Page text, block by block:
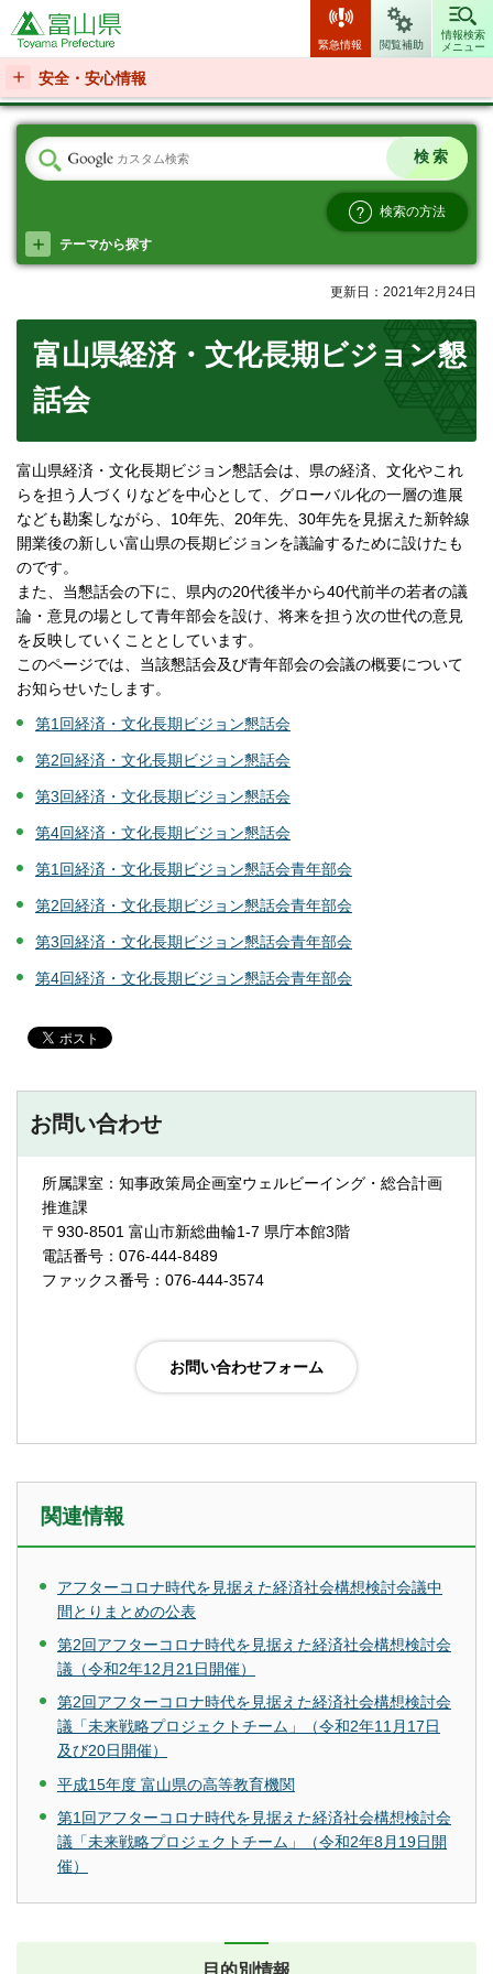
富山県
緊急情報 閲覧補助
情報検索
メニュー
安全・安心情報
検索の方法
テーマから探す
更新日：2021年2月24日
富山県経済・文化長期ビジョン懇
話会
富山県経済・文化長期ビジョン懇話会は、県の経済、文化やこれ
らを担う人づくりなどを中心として、グローバル化の一層の進展
なども勘案しながら、10年先、20年先、30年先を見据えた新幹線
開業後の新しい富山県の長期ビジョンを議論するために設けたも
のです。
また、当懇話会の下に、県内の20代後半から40代前半の若者の議
論・意見の場として青年部会を設け、将来を担う次の世代の意見
を反映していくこととしています。
このページでは、当該懇話会及び青年部会の会議の概要について
お知らせいたします。
第1回経済・文化長期ビジョン懇話会
第2回経済・文化長期ビジョン懇話会
第3回経済・文化長期ビジョン懇話会
第4回経済・文化長期ビジョン懇話会
第1回経済・文化長期ビジョン懇話会青年部会
第2回経済・文化長期ビジョン懇話会青年部会
第3回経済・文化長期ビジョン懇話会青年部会
第4回経済・文化長期ビジョン懇話会青年部会
お問い合わせ
所属課室：知事政策局企画室ウェルビーイング・総合計画
推進課
〒930-8501 富山市新総曲輪1-7 県庁本館3階
電話番号：076-444-8489
ファックス番号：076-444-3574
関連情報
アフターコロナ時代を見据えた経済社会構想検討会議中
間とりまとめの公表
第2回アフターコロナ時代を見据えた経済社会構想検討会
議（令和2年12月21日開催）
第2回アフターコロナ時代を見据えた経済社会構想検討会
議「未来戦略プロジェクトチーム」（令和2年11月17日
及び20日開催）
平成15年度 富山県の高等教育機関
第1回アフターコロナ時代を見据えた経済社会構想検討会
議「未来戦略プロジェクトチーム」（令和2年8月19日開
催）
目的別情報